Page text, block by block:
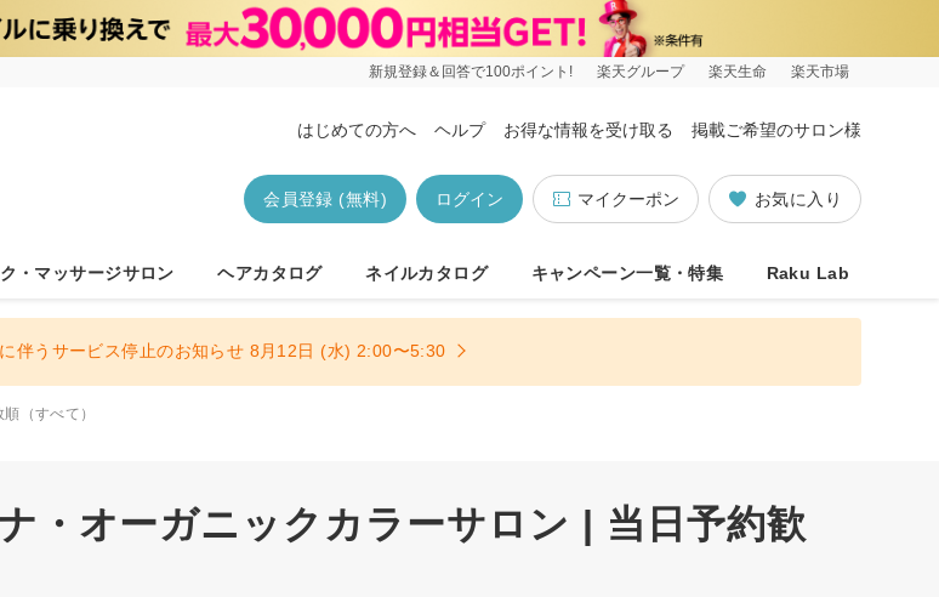
新規登録＆回答で100ポイント! 楽天グループ 楽天生命 楽天市場
はじめての方へ ヘルプ お得な情報を受け取る 掲載ご希望のサロン様
お気に入り
マイクーポン
ログイン
会員登録 (無料)
・マッサージサロン ヘアカタログ ネイルカタログ キャンペーン一覧・特集 Raku Lab
伴うサービス停止のお知らせ 8月12日 (水) 2:00〜5:30
（すべて）
・オーガニックカラーサロン | 当日予約歓